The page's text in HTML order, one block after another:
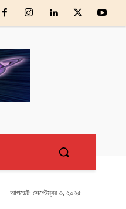
আপডেট: সেপ্টেম্বর ৩, ২০২৫